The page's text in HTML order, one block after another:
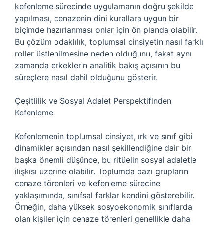
kefenleme sürecinde uygulamanın doğru şekilde
yapılması, cenazenin dini kurallara uygun bir
biçimde hazırlanması onlar için ön planda olabilir.
Bu çözüm odaklılık, toplumsal cinsiyetin nasıl farklı
roller üstlenilmesine neden olduğunu, fakat aynı
zamanda erkeklerin analitik bakış açısının bu
süreçlere nasıl dahil olduğunu gösterir.
Çeşitlilik ve Sosyal Adalet Perspektifinden
Kefenleme
Kefenlemenin toplumsal cinsiyet, ırk ve sınıf gibi
dinamikler açısından nasıl şekillendiğine dair bir
başka önemli düşünce, bu ritüelin sosyal adaletle
ilişkisi üzerine olabilir. Toplumda bazı grupların
cenaze törenleri ve kefenleme sürecine
yaklaşımında, sınıfsal farklar kendini gösterebilir.
Örneğin, daha yüksek sosyoekonomik sınıflarda
olan kişiler için cenaze törenleri genellikle daha